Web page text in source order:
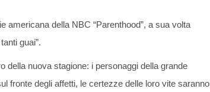
americana della NBC “Parenthood”, a sua volta
guai”.
della nuova stagione: i personaggi della grande
fronte degli affetti, le certezze delle loro vite saranno